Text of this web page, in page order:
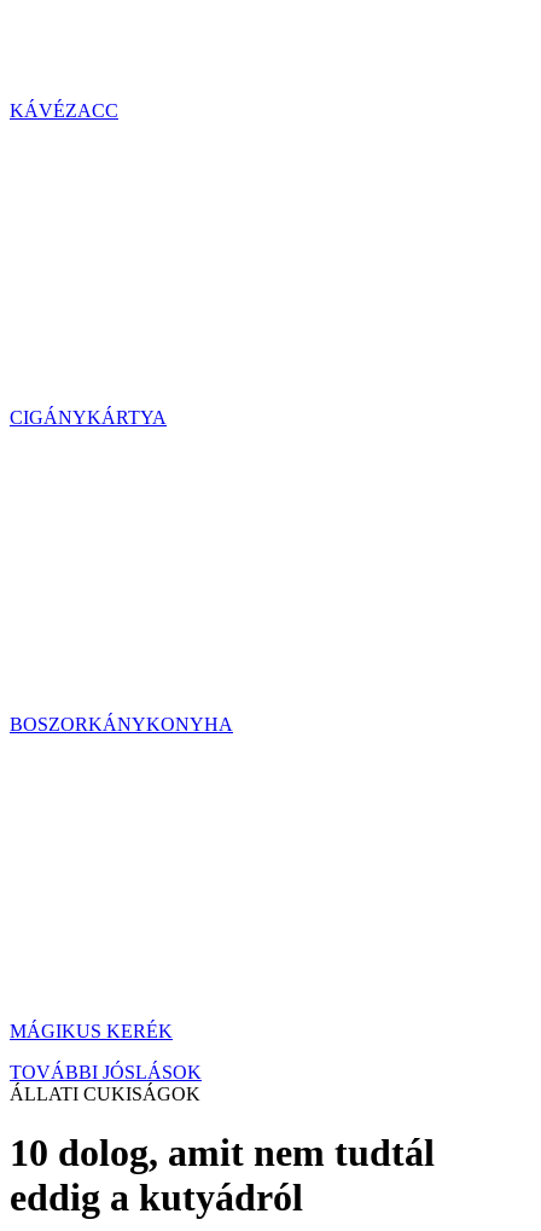
KÁVÉZACC
CIGÁNYKÁRTYA
BOSZORKÁNYKONYHA
MÁGIKUS KERÉK
TOVÁBBI JÓSLÁSOK
ÁLLATI CUKISÁGOK
10 dolog, amit nem tudtál
eddig a kutyádról